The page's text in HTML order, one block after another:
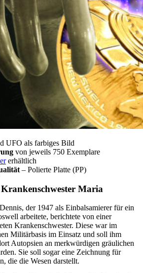
UFO als farbiges Bild
von jeweils 750 Exemplare
erhältlich
– Polierte Platte (PP)
Maria
der 1947 als Einbalsamierer für ein
arbeitete, berichtete von einer
Krankenschwester. Diese war im
Militärbasis im Einsatz und soll ihm
Autopsien an merkwürdigen gräulichen
Sie soll sogar eine Zeichnung für
die die Wesen darstellt.